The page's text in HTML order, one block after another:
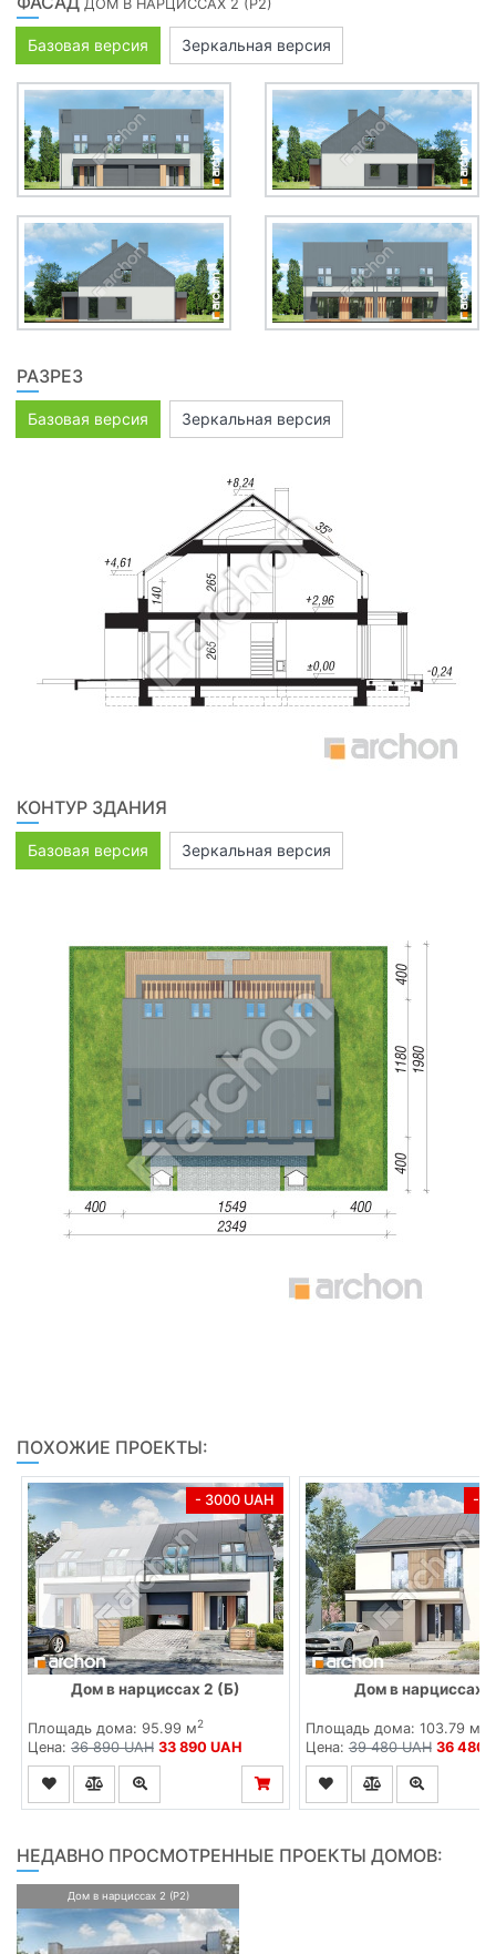
ДОМ В НАРЦИССАХ 2 (Р2)
Базовая версия Зеркальная версия
РАЗРЕЗ
Базовая версия Зеркальная версия
КОНТУР ЗДАНИЯ
Базовая версия Зеркальная версия
ПОХОЖИЕ ПРОЕКТЫ:
- 3000 UAH
Дом в нарциссах 2 (Б)
Площадь дома: 95.99 м2
Цена: 36 890 UAH 33 890 UAH
-
Дом в нарциссах
Площадь дома: 103.79 м
Цена:39 480 UAH 36 480
НЕДАВНО ПРОСМОТРЕННЫЕ ПРОЕКТЫ ДОМОВ:
Дом в нарциссах 2 (Р2)